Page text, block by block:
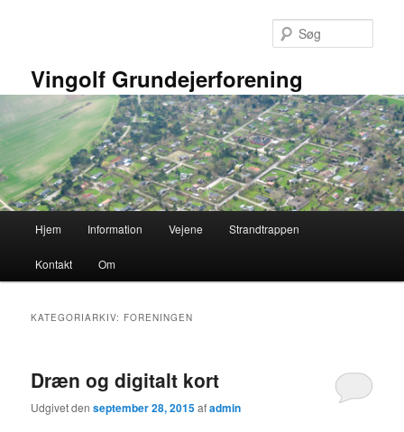
Vingolf Grundejerforening
Hjem Information Vejene Strandtrappen
Kontakt Om
KATEGORIARKIV: FORENINGEN
Dræn og digitalt kort
Udgivet denseptember 28, 2015afadmin